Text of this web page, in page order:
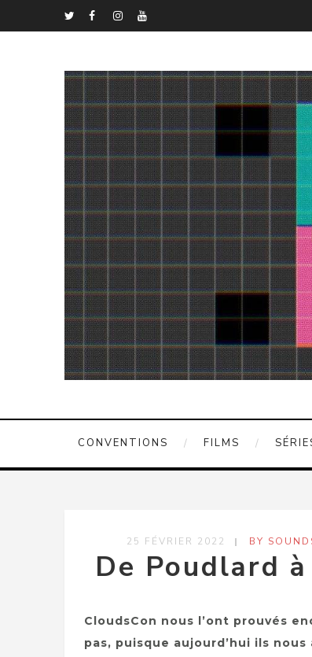
CONVENTIONS FILMS
25 FÉVRIER 2022 BY
De Poudlard
CloudsCon nous l’ont prouvés
pas, puisque aujourd’hui ils